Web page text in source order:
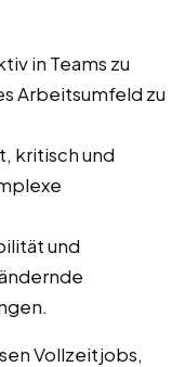
in Teams zu
Arbeitsumfeld zu
kritisch und
und
Vollzeitjobs,